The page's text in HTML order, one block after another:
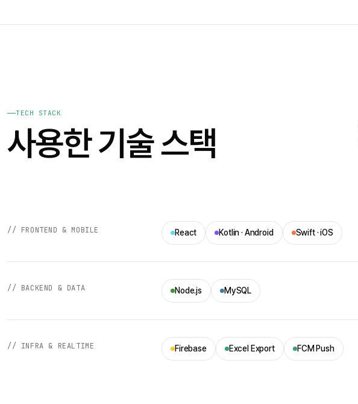
TECH STACK
사용한 기술 스택
// FRONTEND & MOBILE React Kotlin · Android Swift · iOS
// BACKEND & DATA Node.js MySQL
// INFRA & REALTIME Firebase Excel Export FCM Push